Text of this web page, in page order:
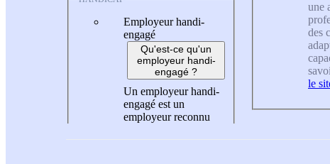
Employeur handi-
engagé
Qu'est-ce qu'un
employeur handi-
engagé ?
Un employeur handi-
engagé est un
employeur reconnu
une
des
le